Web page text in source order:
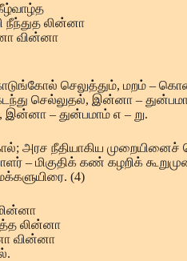
நீந்துத லின்னா
வின்னா
செலுத்தும், மறம் –
செல்லுதல், இன்னா –
இன்னா – துன்பமாம் எ – று.
அரச நீதியாகிய முறையினைச்
– மிகுதிக் கண் கழறிக்
(4)
லின்னா
வின்னா